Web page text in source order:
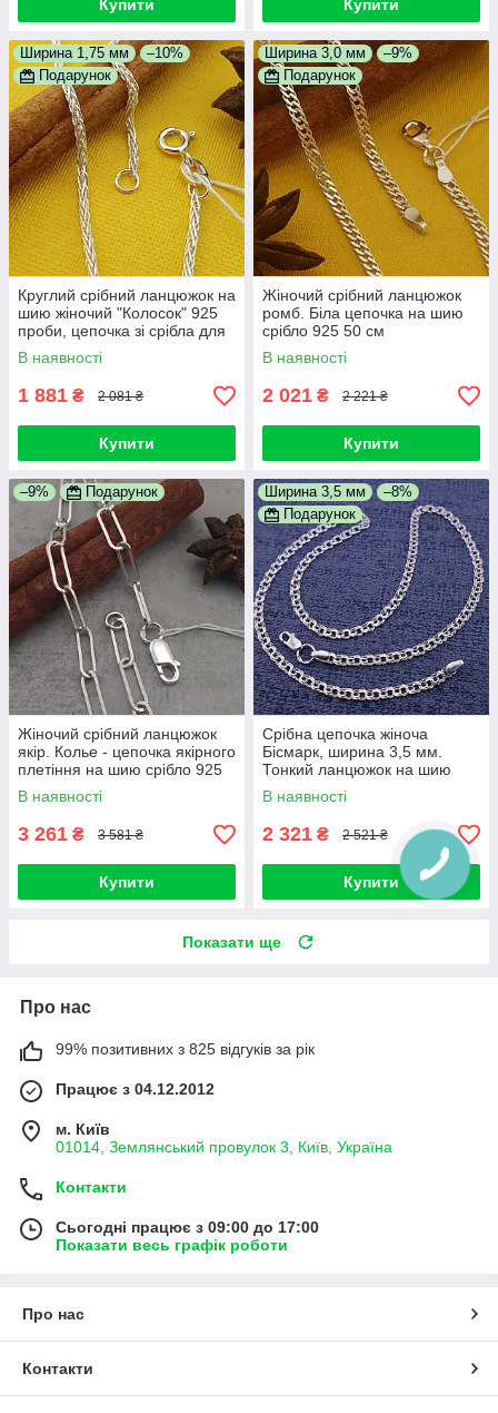
Купити Купити
Ширина 1,75 мм
–10%
Подарунок
Круглий срібний ланцюжок на
шию жіночий "Колосок" 925
проби, цепочка зі срібла для
дівчат 50 см
В наявності
1 881 ₴ 2 081 ₴
Купити
Ширина 3,0 мм
–9%
Подарунок
Жіночий срібний ланцюжок
ромб. Біла цепочка на шию
срібло 925 50 см
В наявності
2 021 ₴ 2 221 ₴
Купити
–9% Подарунок
Жіночий срібний ланцюжок
якір. Колье - цепочка якірного
плетіння на шию срібло 925
В наявності
3 261 ₴ 3 581 ₴
Купити
Ширина 3,5 мм
–8%
Подарунок
Срібна цепочка жіноча
Бісмарк, ширина 3,5 мм.
Тонкий ланцюжок на шию
жіночий. Довжина 50 см
В наявності
2 321 ₴ 2 521 ₴
Купити
Показати ще
Про нас
99% позитивних з 825 відгуків за рік
Працює з 04.12.2012
м. Київ
01014, Землянський провулок 3, Київ, Україна
Контакти
Сьогодні працює з 09:00 до 17:00
Показати весь графік роботи
Про нас
Контакти